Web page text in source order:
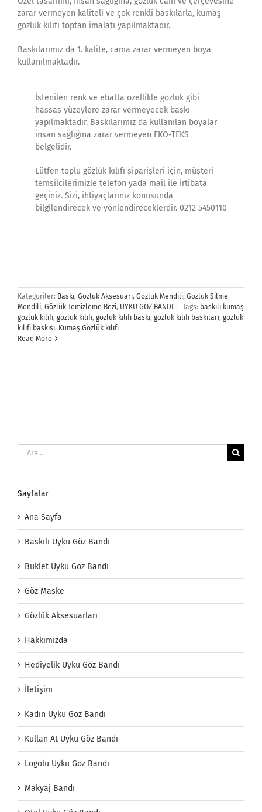
zarar vermeyen kaliteli ve çok renkli baskılarla, kumaş
gözlük kılıfı toptan imalatı yapılmaktadır.
Baskılarımız da 1. kalite, cama zarar vermeyen boya
kullanılmaktadır.
İstenilen renk ve ebatta özellikle gözlük gibi
hassas yüzeylere zarar vermeyecek baskı
yapılmaktadır. Baskılarımız da kullanılan boyalar
insan sağlığına zarar vermeyen EKO-TEKS
belgelidir.
Lütfen toplu gözlük kılıfı siparişleri için, müşteri
temsilcilerimizle telefon yada mail ile irtibata
geçiniz. Sizi, ihtiyaçlarınız konusunda
bilgilendirecek ve yönlendireceklerdir. 0212 5450110
Kategoriler: Baskı, Gözlük Aksesuarı, Gözlük Mendili, Gözlük Silme
Mendili, Gözlük Temizleme Bezi, UYKU GÖZ BANDI Tags: baskılı kumaş
gözlük kılıfı, gözlük kılıfı, gözlük kılıfı baskı, gözlük kılıfı baskıları, gözlük
kılıfı baskısı, Kumaş Gözlük kılıfı
Read More
Ara:
Sayfalar
Ana Sayfa
Baskılı Uyku Göz Bandı
Buklet Uyku Göz Bandı
Göz Maske
Gözlük Aksesuarları
Hakkımızda
Hediyelik Uyku Göz Bandı
İletişim
Kadın Uyku Göz Bandı
Kullan At Uyku Göz Bandı
Logolu Uyku Göz Bandı
Makyaj Bandı